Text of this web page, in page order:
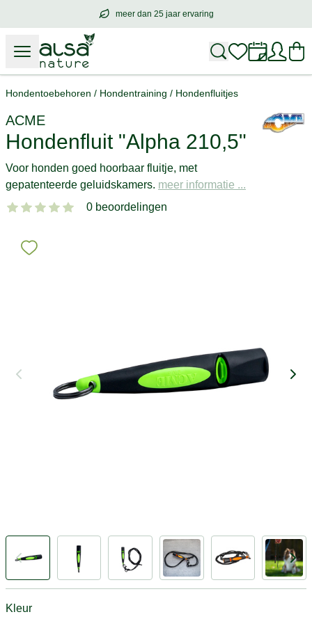
meer dan 25 jaar ervaring
meer dan25 jaar ervaring
Hondentoebehoren / Hondentraining / Hondenfluitjes
ACME
Hondenfluit "Alpha 210,5"
Voor honden goed hoorbaar fluitje, met
gepatenteerde geluidskamers. meer informatie ...
0 beoordelingen
Kleur